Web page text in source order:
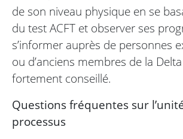
de son niveau physique en se
du test ACFT et observer ses
s’informer auprès de personnes
ou d’anciens membres de la
fortement conseillé.
Questions fréquentes sur
processus